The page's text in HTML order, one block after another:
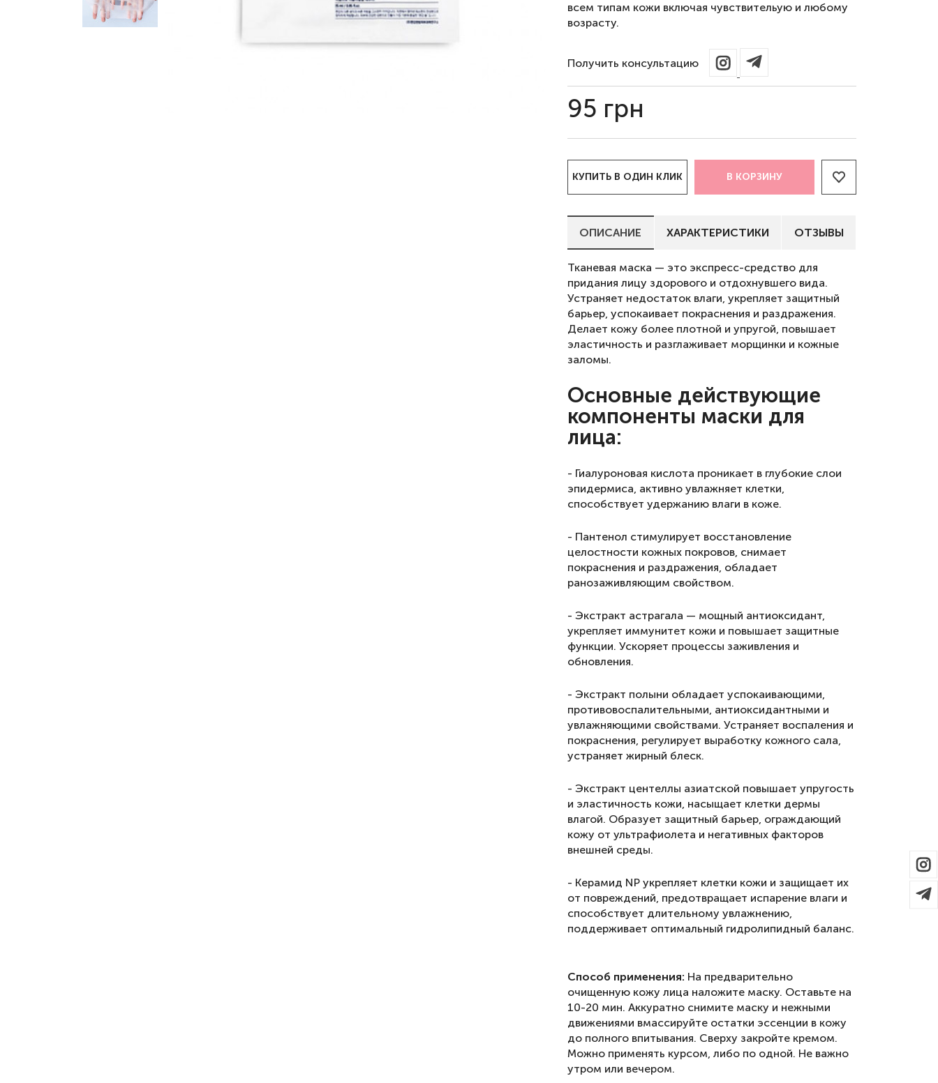
всем типам кожи включая чувствительую и любому
возрасту.
Получить консультацию
95 грн
КУПИТЬ В ОДИН КЛИК В КОРЗИНУ
ОПИСАНИЕ ХАРАКТЕРИСТИКИ ОТЗЫВЫ
Тканевая маска — это экспресс-средство для
придания лицу здорового и отдохнувшего вида.
Устраняет недостаток влаги, укрепляет защитный
барьер, успокаивает покраснения и раздражения.
Делает кожу более плотной и упругой, повышает
эластичность и разглаживает морщинки и кожные
заломы.
Основные действующие
компоненты маски для
лица:
- Гиалуроновая кислота проникает в глубокие слои
эпидермиса, активно увлажняет клетки,
способствует удержанию влаги в коже.
- Пантенол стимулирует восстановление
целостности кожных покровов, снимает
покраснения и раздражения, обладает
ранозаживляющим свойством.
- Экстракт астрагала — мощный антиоксидант,
укрепляет иммунитет кожи и повышает защитные
функции. Ускоряет процессы заживления и
обновления.
- Экстракт полыни обладает успокаивающими,
противовоспалительными, антиоксидантными и
увлажняющими свойствами. Устраняет воспаления и
покраснения, регулирует выработку кожного сала,
устраняет жирный блеск.
- Экстракт центеллы азиатской повышает упругость
и эластичность кожи, насыщает клетки дермы
влагой. Образует защитный барьер, ограждающий
кожу от ультрафиолета и негативных факторов
внешней среды.
- Керамид NP укрепляет клетки кожи и защищает их
от повреждений, предотвращает испарение влаги и
способствует длительному увлажнению,
поддерживает оптимальный гидролипидный баланс.
Способ применения: На предварительно
очищенную кожу лица наложите маску. Оставьте на
10-20 мин. Аккуратно снимите маску и нежными
движениями вмассируйте остатки эссенции в кожу
до полного впитывания. Сверху закройте кремом.
Можно применять курсом, либо по одной. Не важно
утром или вечером.